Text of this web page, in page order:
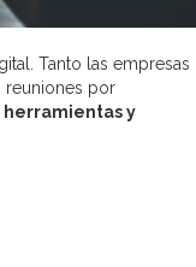
Tanto las empresas
reuniones por
herramientas y